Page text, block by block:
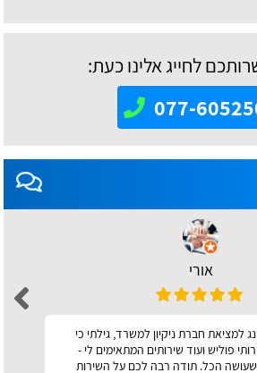
לחייג אלינו כעת:
077-
אורי
למציאת חברת ניקיון למשרד, גילתי כי
פוליש ועוד שירותים המתאימים לי -
הכל. תודה רבה לכם על השירות